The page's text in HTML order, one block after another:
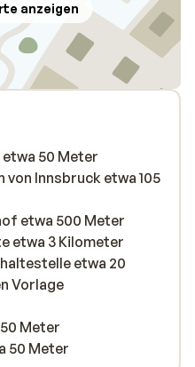
anzeigen
50 Meter
Innsbruck etwa 105
etwa 500 Meter
etwa 3 Kilometer
etwa 20
Vorlage
Meter
50 Meter